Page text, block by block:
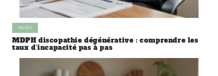
MALADIE
MDPH discopathie dégénérative : comprendre les
taux d’incapacité pas à pas